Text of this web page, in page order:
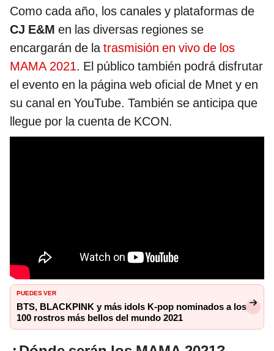
Como cada año, los canales y plataformas de
CJ E&M en las diversas regiones se
encargarán de latrasmisión en vivo de los
MAMA 2021. El público también podrá disfrutar
el evento en la página web oficial de Mnet y en
su canal en YouTube. También se anticipa que
llegue por la cuenta de KCON.
PUEDES VER
BTS, BLACKPINK y más idols K-pop nominados a los
100 rostros más bellos del mundo 2021